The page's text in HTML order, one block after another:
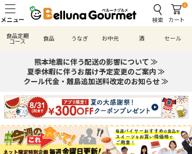
検索
0
カート
食品定期
コース 食品 うなぎ お中元 酒 セール
熊本地震に伴う配送の影響について ≫
夏季休暇に伴うお届け予定変更のご案内 ≫
クール代金・離島追加送料改定のお知らせ ≫